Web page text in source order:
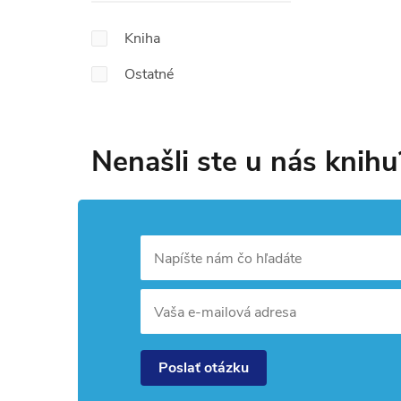
Kniha
Ostatné
Nenašli ste u nás
Napíšte nám čo hľadáte
Vaša e-mailová adresa
Poslať otázku